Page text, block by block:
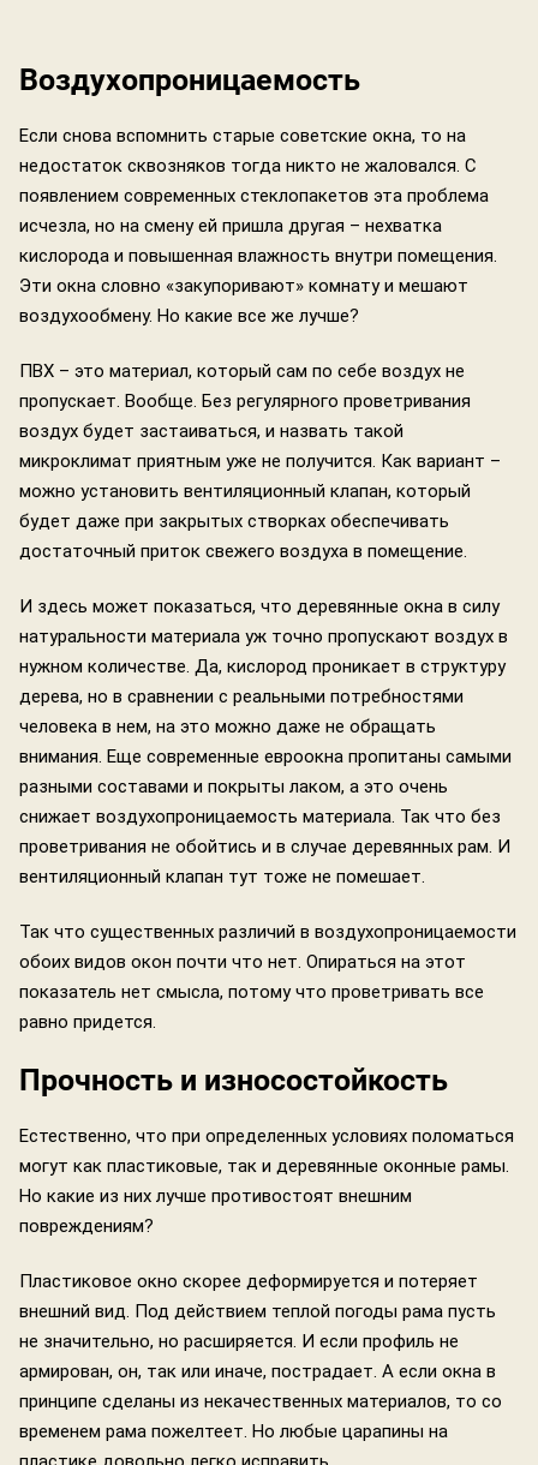
Воздухопроницаемость
Если снова вспомнить старые советские окна, то на
недостаток сквозняков тогда никто не жаловался. С
появлением современных стеклопакетов эта проблема
исчезла, но на смену ей пришла другая – нехватка
кислорода и повышенная влажность внутри помещения.
Эти окна словно «закупоривают» комнату и мешают
воздухообмену. Но какие все же лучше?
ПВХ – это материал, который сам по себе воздух не
пропускает. Вообще. Без регулярного проветривания
воздух будет застаиваться, и назвать такой
микроклимат приятным уже не получится. Как вариант –
можно установить вентиляционный клапан, который
будет даже при закрытых створках обеспечивать
достаточный приток свежего воздуха в помещение.
И здесь может показаться, что деревянные окна в силу
натуральности материала уж точно пропускают воздух в
нужном количестве. Да, кислород проникает в структуру
дерева, но в сравнении с реальными потребностями
человека в нем, на это можно даже не обращать
внимания. Еще современные евроокна пропитаны самыми
разными составами и покрыты лаком, а это очень
снижает воздухопроницаемость материала. Так что без
проветривания не обойтись и в случае деревянных рам. И
вентиляционный клапан тут тоже не помешает.
Так что существенных различий в воздухопроницаемости
обоих видов окон почти что нет. Опираться на этот
показатель нет смысла, потому что проветривать все
равно придется.
Прочность и износостойкость
Естественно, что при определенных условиях поломаться
могут как пластиковые, так и деревянные оконные рамы.
Но какие из них лучше противостоят внешним
повреждениям?
Пластиковое окно скорее деформируется и потеряет
внешний вид. Под действием теплой погоды рама пусть
не значительно, но расширяется. И если профиль не
армирован, он, так или иначе, пострадает. А если окна в
принципе сделаны из некачественных материалов, то со
временем рама пожелтеет. Но любые царапины на